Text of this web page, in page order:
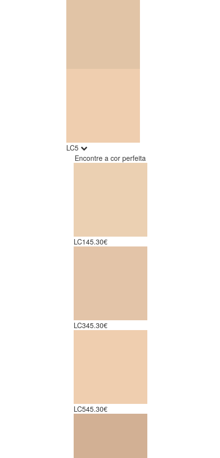
LC5
Encontre a cor perfeita
LC145.30€
LC345.30€
LC545.30€